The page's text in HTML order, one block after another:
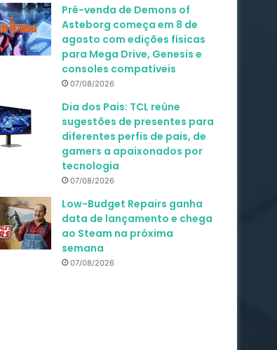
Pré-venda de Demons of
Asteborg começa em 8 de
agosto com edições físicas
para Mega Drive, Genesis e
consoles compatíveis
07/08/2026
Dia dos Pais: TCL reúne
sugestões de presentes para
diferentes perfis de pais, de
gamers a apaixonados por
tecnologia
07/08/2026
Low-Budget Repairs ganha
data de lançamento e chega
ao Steam na próxima
semana
07/08/2026